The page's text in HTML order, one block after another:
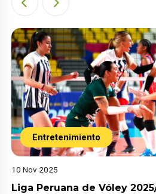
Entretenimiento
10 Nov 2025
Liga Peruana de Vóley